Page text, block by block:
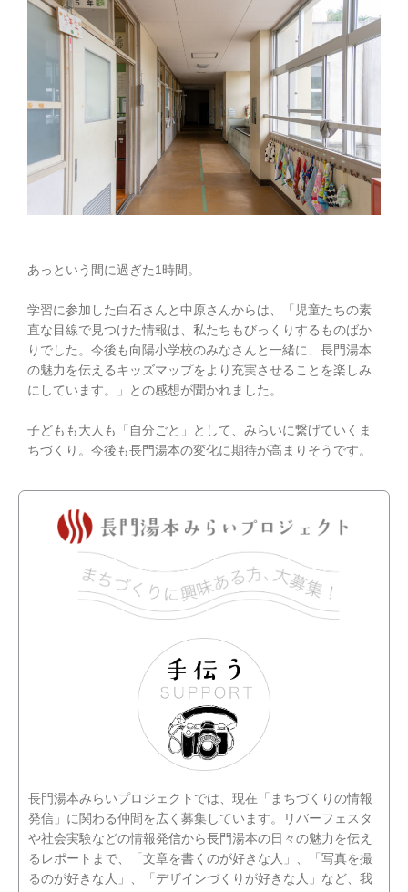
あっという間に過ぎた1時間。
学習に参加した白石さんと中原さんからは、「児童たちの素
直な目線で見つけた情報は、私たちもびっくりするものばか
りでした。今後も向陽小学校のみなさんと一緒に、長門湯本
の魅力を伝えるキッズマップをより充実させることを楽しみ
にしています。」との感想が聞かれました。
子どもも大人も「自分ごと」として、みらいに繋げていくま
ちづくり。今後も長門湯本の変化に期待が高まりそうです。
長門湯本みらいプロジェクトでは、現在「まちづくりの情報
発信」に関わる仲間を広く募集しています。リバーフェスタ
や社会実験などの情報発信から長門湯本の日々の魅力を伝え
るレポートまで、「文章を書くのが好きな人」、「写真を撮
るのが好きな人」、「デザインづくりが好きな人」など、我